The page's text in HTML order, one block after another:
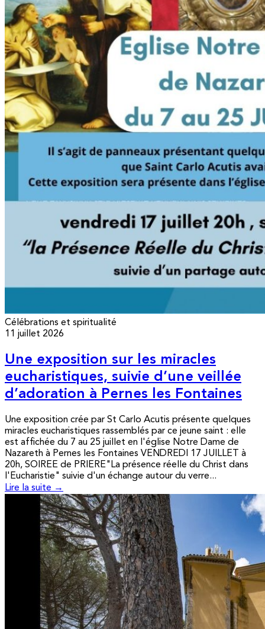
Célébrations et spiritualité
11 juillet 2026
Une exposition sur les miracles
eucharistiques, suivie d’une veillée
d’adoration à Pernes les Fontaines
Une exposition crée par St Carlo Acutis présente quelques
miracles eucharistiques rassemblés par ce jeune saint : elle
est affichée du 7 au 25 juillet en l'église Notre Dame de
Nazareth à Pernes les Fontaines VENDREDI 17 JUILLET à
20h, SOIREE de PRIERE"La présence réelle du Christ dans
l'Eucharistie" suivie d'un échange autour du verre...
Lire la suite →